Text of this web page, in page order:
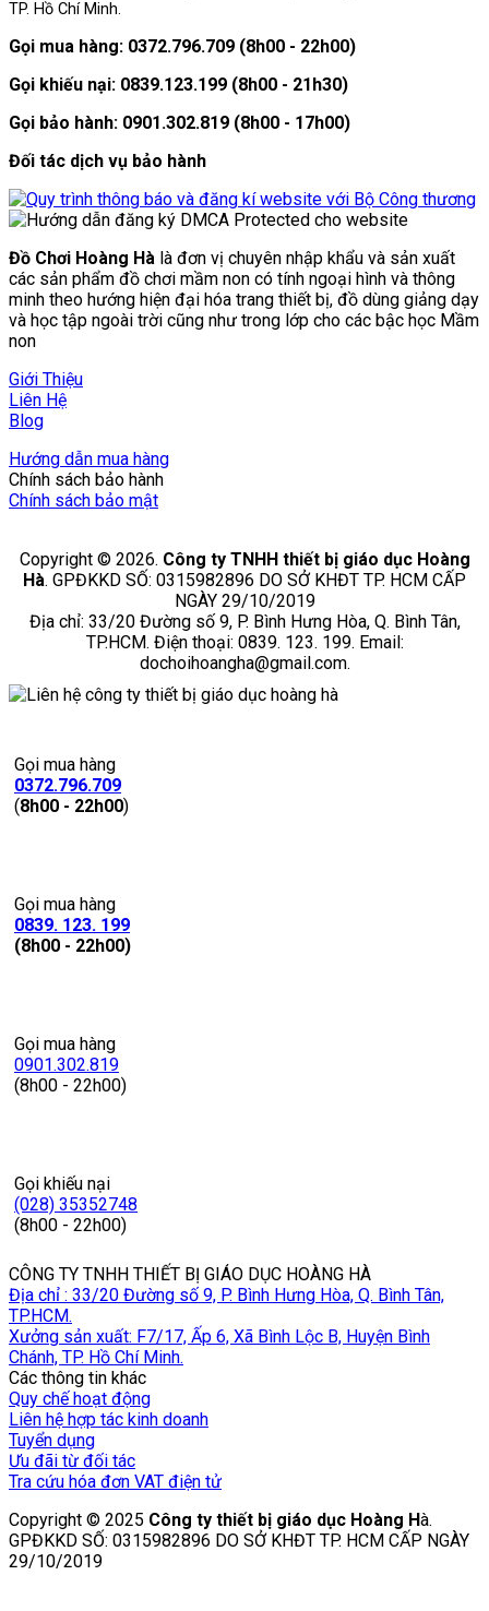
TP. Hồ Chí Minh.
Gọi mua hàng: 0372.796.709 (8h00 - 22h00)
Gọi khiếu nại: 0839.123.199 (8h00 - 21h30)
Gọi bảo hành: 0901.302.819 (8h00 - 17h00)
Đối tác dịch vụ bảo hành
Đồ Chơi Hoàng Hà là đơn vị chuyên nhập khẩu và sản xuất
các sản phẩm đồ chơi mầm non có tính ngoại hình và thông
minh theo hướng hiện đại hóa trang thiết bị, đồ dùng giảng dạy
và học tập ngoài trời cũng như trong lớp cho các bậc học Mầm
non
Giới Thiệu
Liên Hệ
Blog
Hướng dẫn mua hàng
Chính sách bảo hành
Chính sách bảo mật
Copyright © 2026. Công ty TNHH thiết bị giáo dục Hoàng
Hà. GPĐKKD SỐ: 0315982896 DO SỞ KHĐT TP. HCM CẤP
NGÀY 29/10/2019
Địa chỉ: 33/20 Đường số 9, P. Bình Hưng Hòa, Q. Bình Tân,
TP.HCM. Điện thoại: 0839. 123. 199. Email:
dochoihoangha@gmail.com.
Gọi mua hàng
0372.796.709
(8h00 - 22h00)
Gọi mua hàng
0839. 123. 199
(8h00 - 22h00)
Gọi mua hàng
0901.302.819
(8h00 - 22h00)
Gọi khiếu nại
(028) 35352748
(8h00 - 22h00)
CÔNG TY TNHH THIẾT BỊ GIÁO DỤC HOÀNG HÀ
Địa chỉ : 33/20 Đường số 9, P. Bình Hưng Hòa, Q. Bình Tân,
TP.HCM.
Xưởng sản xuất: F7/17, Ấp 6, Xã Bình Lộc B, Huyện Bình
Chánh, TP. Hồ Chí Minh.
Các thông tin khác
Quy chế hoạt động
Liên hệ hợp tác kinh doanh
Tuyển dụng
Ưu đãi từ đối tác
Tra cứu hóa đơn VAT điện tử
Copyright © 2025 Công ty thiết bị giáo dục Hoàng Hà.
GPĐKKD SỐ: 0315982896 DO SỞ KHĐT TP. HCM CẤP NGÀY
29/10/2019